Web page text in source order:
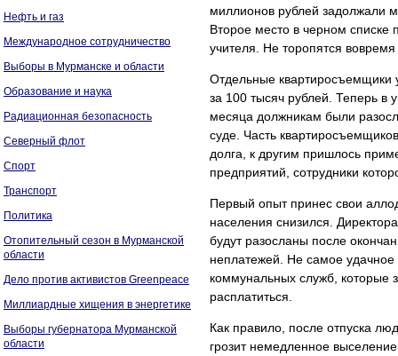
Нефть и газ
Международное сотрудничество
Выборы в Мурманске и области
Образование и наука
Радиационная безопасность
Северный флот
Спорт
Транспорт
Политика
Отопительный сезон в Мурманской
области
Дело против активистов Greenpeace
Миллиардные хищения в энергетике
Выборы губернатора Мурманской
области
миллионов рублей задолжали
Второе место в черном списке
учителя. Не торопятся
Отдельные квартиросъемщики
за 100 тысяч рублей. Теперь в
месяца должникам были
суде. Часть
долга, к другим пришлось
предприятий, сотрудники
Первый опыт принес свои
населения снизился.
будут разосланы после
неплатежей. Не самое удачное
коммунальных служб, которые
расплатиться.
Как правило, после отпуска
грозит немедленное